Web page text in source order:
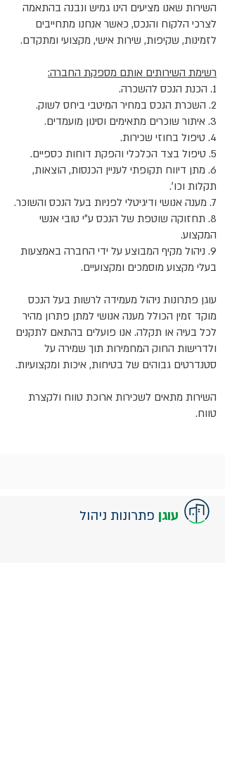
השירות שאנו מציעים הינו גמיש ונבנה בהתאמה
לצרכי הלקוח והנכס, כאשר אנחנו מתחייבים
לזמינות, שקיפות, שירות אישי, מקצועי ומתקדם.
רשימת השירותים אותם מספקת החברה:
1. הכנת הנכס להשכרה.
2. השכרת הנכס במחיר המיטבי ביחס לשוק.
3. איתור שוכרים מתאימים וסינון מועמדים.
4. טיפול בחוזי שכירות.
5. טיפול בצד הכלכלי והפקת דוחות כספיים.
6. מתן דיווח תקופתי לעניין הכנסות, הוצאות,
תקלות וכו׳.
7. מענה אנושי ודיגיטלי לפניות בעל הנכס והשוכר.
8. תחזוקה שוטפת של הנכס ע״י טובי אנשי
המקצוע.
9. ניהול מקיף המבוצע על ידי החברה באמצעות
בעלי מקצוע מוסמכים ומקצועיים.
עוגן פתרונות ניהול מעמידה לרשות בעל הנכס
מוקד זמין הכולל מענה אנושי למתן פתרון מהיר
לכל בעיה או תקלה. אנו פועלים בהתאם לתקנים
ולדרישות החוק המחמירות תוך שמירה על
סטנדרטים גבוהים של בטיחות, איכות ומקצועיות.
השירות מתאים לשכירות ארוכת טווח ולקצרת
טווח.
עוגן פתרונות ניהול